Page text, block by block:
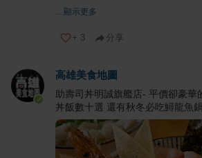
... 顯示更多
+ 3 分享
高雄美食地圖
助壽司丼明誠旗艦店- 平價卻豪華
丼飯數十選 還有秋冬必吃鱘龍魚